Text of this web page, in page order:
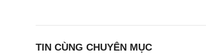
TIN CÙNG CHUYÊN MỤC